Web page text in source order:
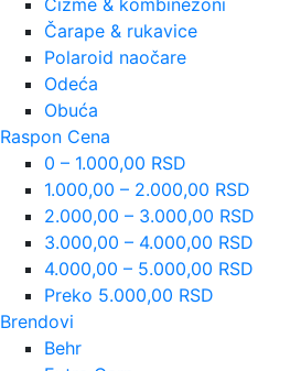
Čarape & rukavice
Polaroid naočare
Odeća
Obuća
Raspon Cena
0 – 1.000,00 RSD
1.000,00 – 2.000,00 RSD
2.000,00 – 3.000,00 RSD
3.000,00 – 4.000,00 RSD
4.000,00 – 5.000,00 RSD
Preko 5.000,00 RSD
Brendovi
Behr